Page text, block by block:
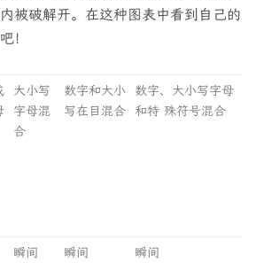
被破解开。在这种图表中看到自己的
！
大小写
字母混
合
数字和大小
写在目混合
数字、大小写字母
和特 殊符号混合
瞬间 瞬间 瞬间